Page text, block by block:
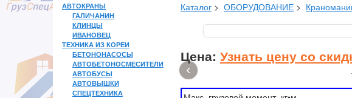
АВТОКРАНЫ
ГАЛИЧАНИН
КЛИНЦЫ
ИВАНОВЕЦ
ТЕХНИКА ИЗ КОРЕИ
БЕТОНОНАСОСЫ
АВТОБЕТОНОСМЕСИТЕЛИ
АВТОБУСЫ
АВТОВЫШКИ
СПЕЦТЕХНИКА
Каталог > ОБОРУДОВАНИЕ >
‹
Цена: Узнать цену со